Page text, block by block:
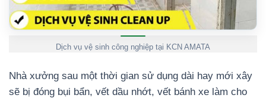
Dịch vụ vệ sinh công nghiệp tại KCN AMATA
Nhà xưởng sau một thời gian sử dụng dài hay mới xây
sẽ bị đóng bụi bẩn, vết dầu nhớt, vết bánh xe làm cho